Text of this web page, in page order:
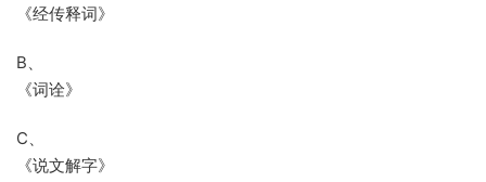
《经传释词》
B、
《词诠》
C、
《说文解字》